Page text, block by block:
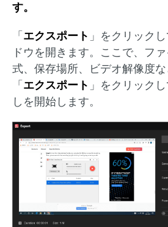
す。
「 エクスポート 」をクリック
ドウを開きます。ここで、フ
式、保存場所、ビデオ解像度
「 エクスポート 」をクリック
しを開始します。